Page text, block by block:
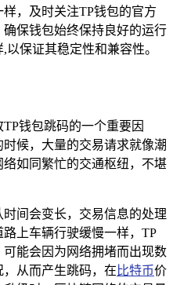
，及时关注TP钱包的官方
保钱包始终保持良好的运行
保证其稳定性和兼容性。
钱包跳码的一个重要因
候，大量的交易请求就像潮
如同繁忙的交通枢纽，不堪
间会变长，交易信息的处理
上车辆行驶缓慢一样，TP
能会因为网络拥堵而出现数
从而产生跳码，在 比特币价